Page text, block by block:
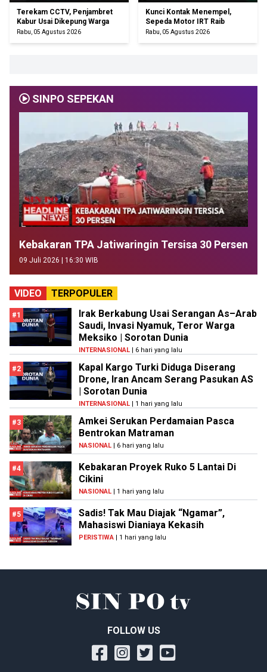
Terekam CCTV, Penjambret
Kabur Usai Dikepung Warga
Rabu, 05 Agustus 2026
Kunci Kontak Menempel,
Sepeda Motor IRT Raib
Rabu, 05 Agustus 2026
SINPO SEPEKAN
Kebakaran TPA Jatiwaringin Tersisa 30 Persen
09 Juli 2026 | 16:30 WIB
VIDEO TERPOPULER
#1
Irak Berkabung Usai Serangan As–Arab
Saudi, Invasi Nyamuk, Teror Warga
Meksiko | Sorotan Dunia
INTERNASIONAL | 6 hari yang lalu
#2
Kapal Kargo Turki Diduga Diserang
Drone, Iran Ancam Serang Pasukan AS
| Sorotan Dunia
INTERNASIONAL | 1 hari yang lalu
#3
Amkei Serukan Perdamaian Pasca
Bentrokan Matraman
NASIONAL | 6 hari yang lalu
#4
Kebakaran Proyek Ruko 5 Lantai Di
Cikini
NASIONAL | 1 hari yang lalu
#5
Sadis! Tak Mau Diajak “Ngamar”,
Mahasiswi Dianiaya Kekasih
PERISTIWA | 1 hari yang lalu
FOLLOW US